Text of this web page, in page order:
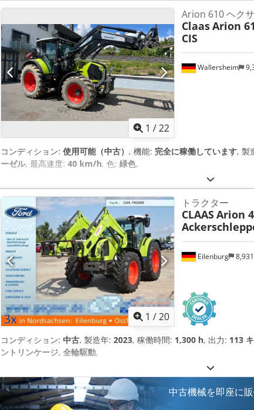
1 /22
Wallersheim
Arion 610 ヘク
ClaasArion
CIS
コンディション: 使用可能（中古） , 機能: 完全に稼働しています, 製
ーゼル, 最高速度: 40 km/h, 色: 緑色,
1 /20
Eilenburg
トラクター
CLAASArion
コンディション: 中古, 製造年: 2023, 稼働時間: 1,300 h, 出力: 113
ントリンケージ, 全輪駆動,
中古機械を即座に